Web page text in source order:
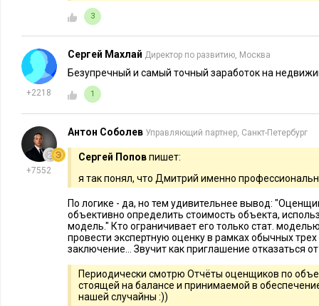
привлечение средств дольщиков, что повлияло на
Оценщики учитывают влияние макроэкономических
моделей. Инвесторы анализируют изменения и адаптируют
времени.
Выводы
Оценщик не всегда может объективно определить
статистическую модель. У инвестора, который
недвижимостью, есть четкое понимание конкретного
поведения покупателя, особенностей спроса и
компетентен и может точнее оценить рыночную стоимость
Оценка недвижимости – не только цифры, но и
смотрят на недвижимость по-разному, но их подходы не
дополняют общую картину.
3
+2218
Сергей Махлай Директор по развитию, Москва
Безупречный и самый точный заработок на
1
+7552
Антон Соболев Управляющий партнер, Санкт-Петербург
Сергей Поповпишет:
я так понял, что Дмитрий именно
По логике - да, но тем удивительнее вывод:
объективно определить стоимость объекта,
модель." Кто ограничивает его только стат.
провести экспертную оценку в рамках обычных
заключение... Звучит как приглашение отказаться от
Периодически смотрю Отчёты оценщиков по
стоящей на балансе и принимаемой в
нашей случайны :))